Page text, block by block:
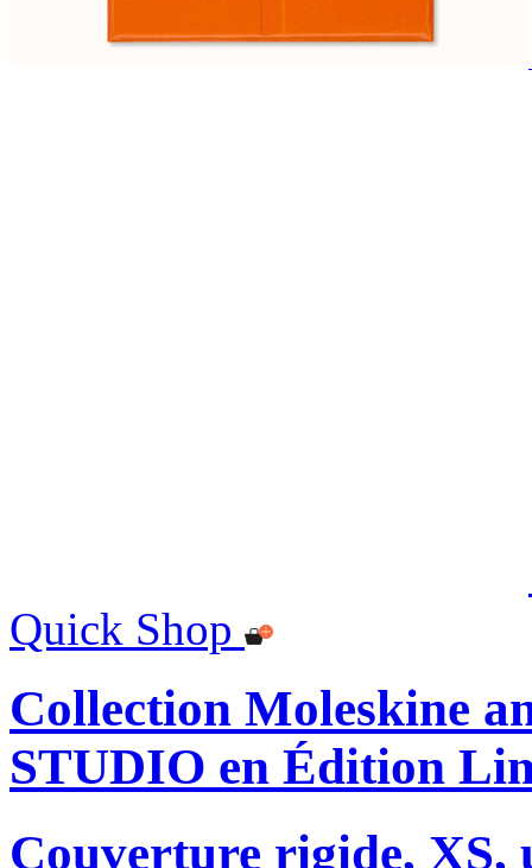
Quick Shop
Collection Moleskine
STUDIO en Édition
Couverture rigide, XS,